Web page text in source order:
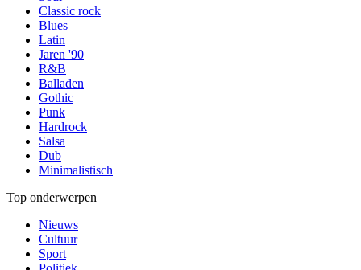
Classic rock
Blues
Latin
Jaren '90
R&B
Balladen
Gothic
Punk
Hardrock
Salsa
Dub
Minimalistisch
Top onderwerpen
Nieuws
Cultuur
Sport